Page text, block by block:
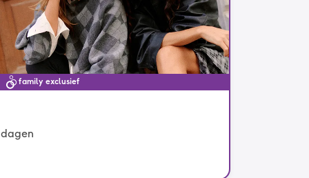
family exclusief